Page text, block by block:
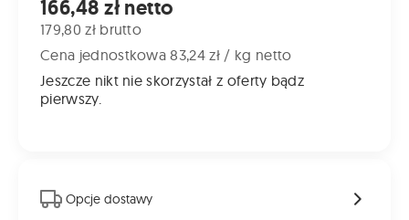
Cena od
166,48 zł netto
179,80 zł brutto
Cena jednostkowa 83,24 zł / kg netto
Jeszcze nikt nie skorzystał z oferty bądz
pierwszy.
Opcje dostawy